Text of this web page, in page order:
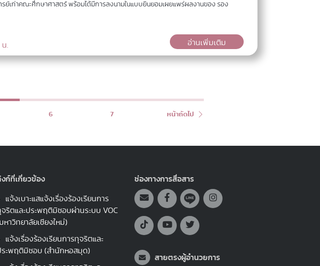
รย์เก่าคณะศึกษาศาสตร์ พร้อมได้มีการลงนามในแบบยินยอมเผยแพร่ผลงานของ รอง
น. อ่านเพิ่มเติม
6 7 หน้าถัดไป
ก์ที่เกี่ยวข้อง
แจ้งเบาะแสแจ้งเรื่องร้องเรียนการ
จริตและประพฤติมิชอบผ่านระบบ VOC
หาวิทยาลัยเชียงใหม่)
แจ้งเรื่องร้องเรียนการทุจริตและ
ระพฤติมิชอบ (สำนักหอสมุด)
ช่องทางการสื่อสาร
สายตรงผู้อำนวยการ